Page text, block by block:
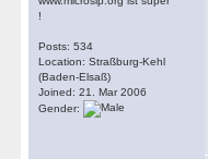
!
Posts: 534
Location: Straßburg-Kehl
(Baden-Elsaß)
Joined: 21. Mar 2006
Gender: